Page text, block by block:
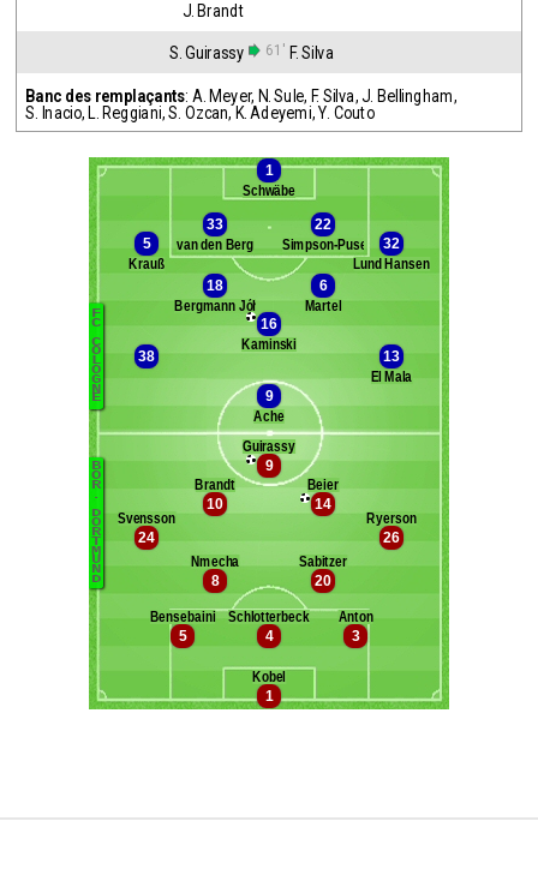
J. Brandt
S. Guirassy 61' F. Silva
Banc des remplaçants: A. Meyer, N. Sule, F. Silva,J. Bellingham,
S. Inacio, L. Reggiani,S. Ozcan, K. Adeyemi,Y. Couto